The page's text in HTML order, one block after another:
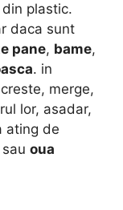
plastic.
daca sunt
pane, bame,
. in
creste, merge,
lor, asadar,
ating de
sau oua